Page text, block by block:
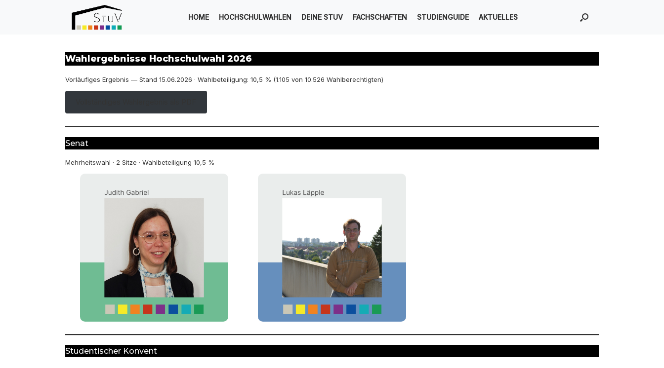
HOME HOCHSCHULWAHLEN DEINE STUV FACHSCHAFTEN STUDIENGUIDE AKTUELLES
Wahlergebnisse Hochschulwahl 2026
Vorläufiges Ergebnis — Stand 15.06.2026 · Wahlbeteiligung: 10,5 % (1.105 von 10.526 Wahlberechtigten)
Senat
Mehrheitswahl · 2 Sitze · Wahlbeteiligung 10,5 %
Studentischer Konvent